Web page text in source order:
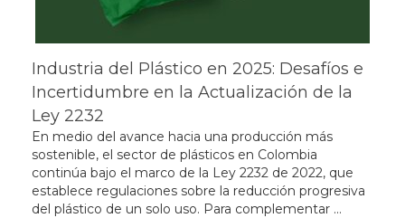
Industria del Plástico en 2025: Desafíos e
Incertidumbre en la Actualización de la
Ley 2232
En medio del avance hacia una producción más
sostenible, el sector de plásticos en Colombia
continúa bajo el marco de la Ley 2232 de 2022, que
establece regulaciones sobre la reducción progresiva
del plástico de un solo uso. Para complementar …